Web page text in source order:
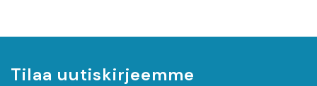
Tilaa uutiskirjeemme